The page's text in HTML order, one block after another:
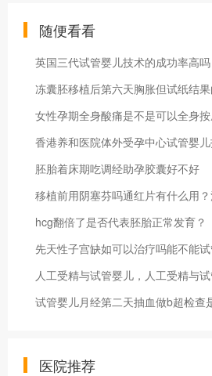
随便看看
英国三代试管婴儿技术的成功率高吗
冻囊胚移植后第六天胸胀但试纸结
女性孕期全身酸痛是不是可以全身
香港养和医院体外受孕中心试管婴
胚胎着床期吃调经助孕胶囊好不好
hcg翻倍了是否代表胚胎正常发育？
先天性子宫缺如可以治疗吗能不能
人工受精与试管婴儿，人工受精与
试管婴儿月经第二天抽血做b超检查
医院推荐